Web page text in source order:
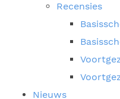
Recensies
Nieuws